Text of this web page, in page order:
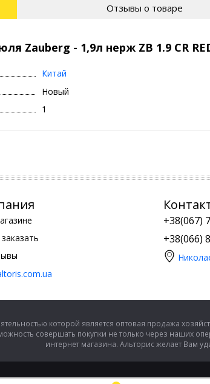
Отзывы о товаре
Zauberg - 1,9л нерж ZB 1.9 CR
Китай
Новый
1
+38(067)
+38(066)
которой является оптовая продажа
совершать покупки не только через наших
интернет магазина. Альторис желает Вам